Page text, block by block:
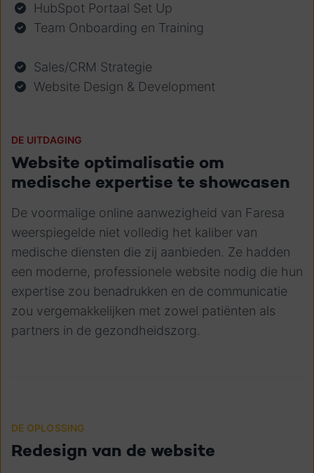
HubSpot Portaal Set Up
Team Onboarding en Training
Sales/CRM Strategie
Website Design & Development
DE UITDAGING
Website optimalisatie om
medische expertise te showcasen
De voormalige online aanwezigheid van Faresa
weerspiegelde niet volledig het kaliber van
medische diensten die zij aanbieden. Ze hadden
een moderne, professionele website nodig die hun
expertise zou benadrukken en de communicatie
zou vergemakkelijken met zowel patiënten als
partners in de gezondheidszorg.
DE OPLOSSING
Redesign van de website